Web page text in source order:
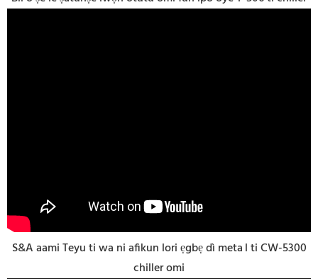
S&A aami Teyu ti wa ni afikun lori ẹgbẹ dì metal ti CW-5300
chiller omi